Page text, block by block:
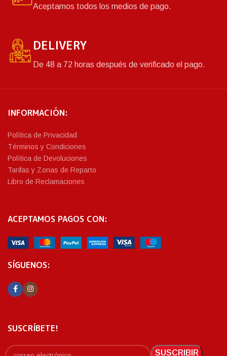
Aceptamos todos los medios de pago.
DELIVERY
De 48 a 72 horas después de verificado el pago.
INFORMACIÓN:
Política de Privacidad
Términos y Condiciones
Política de Devoluciones
Tarifas y Zonas de Reparto
Libro de Reclamaciones
ACEPTAMOS PAGOS CON:
SÍGUENOS:
SUSCRÍBETE!